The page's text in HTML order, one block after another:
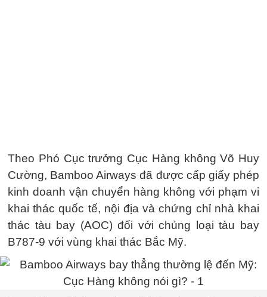
Theo Phó Cục trưởng Cục Hàng không Võ Huy
Cường, Bamboo Airways đã được cấp giấy phép
kinh doanh vận chuyển hàng không với phạm vi
khai thác quốc tế, nội địa và chứng chỉ nhà khai
thác tàu bay (AOC) đối với chủng loại tàu bay
B787-9 với vùng khai thác Bắc Mỹ.